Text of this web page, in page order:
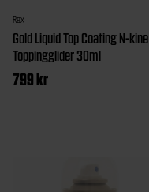
Rex
Gold Liquid Top Coating N-kine
Toppingglider 30ml
799kr